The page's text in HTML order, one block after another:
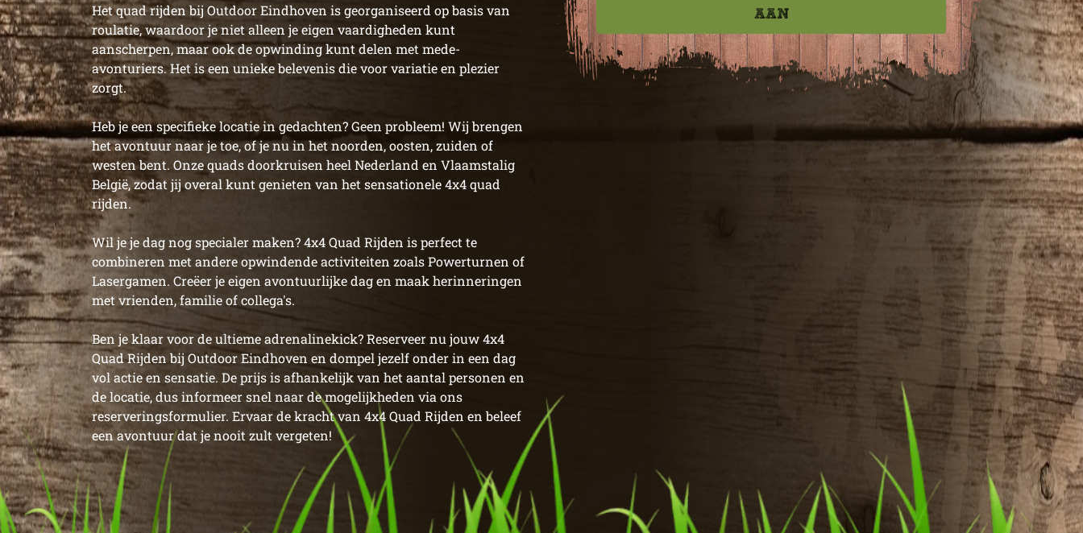
Het quad rijden bij Outdoor Eindhoven is georganiseerd op basis van
roulatie, waardoor je niet alleen je eigen vaardigheden kunt
aanscherpen, maar ook de opwinding kunt delen met mede-
avonturiers. Het is een unieke belevenis die voor variatie en plezier
zorgt.
Heb je een specifieke locatie in gedachten? Geen probleem! Wij brengen
het avontuur naar je toe, of je nu in het noorden, oosten, zuiden of
westen bent. Onze quads doorkruisen heel Nederland en Vlaamstalig
België, zodat jij overal kunt genieten van het sensationele 4x4 quad
rijden.
Wil je je dag nog specialer maken? 4x4 Quad Rijden is perfect te
combineren met andere opwindende activiteiten zoals Powerturnen of
Lasergamen. Creëer je eigen avontuurlijke dag en maak herinneringen
met vrienden, familie of collega's.
Ben je klaar voor de ultieme adrenalinekick? Reserveer nu jouw 4x4
Quad Rijden bij Outdoor Eindhoven en dompel jezelf onder in een dag
vol actie en sensatie. De prijs is afhankelijk van het aantal personen en
de locatie, dus informeer snel naar de mogelijkheden via ons
reserveringsformulier. Ervaar de kracht van 4x4 Quad Rijden en beleef
een avontuur dat je nooit zult vergeten!
AAN